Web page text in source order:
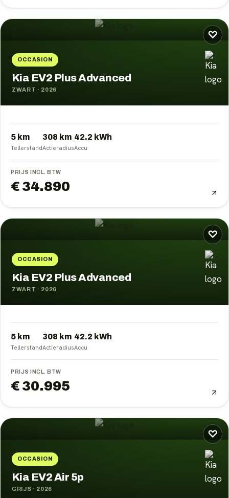
♡
OCCASION
Kia EV2 Plus Advanced
ZWART · 2026
5 km
Tellerstand
308 km
Actieradius
42.2 kWh
Accu
PRIJS INCL. BTW
€ 34.890
♡
OCCASION
Kia EV2 Plus Advanced
ZWART · 2026
5 km
Tellerstand
308 km
Actieradius
42.2 kWh
Accu
PRIJS INCL. BTW
€ 30.995
♡
OCCASION
Kia EV2 Air 5p
GRIJS · 2026